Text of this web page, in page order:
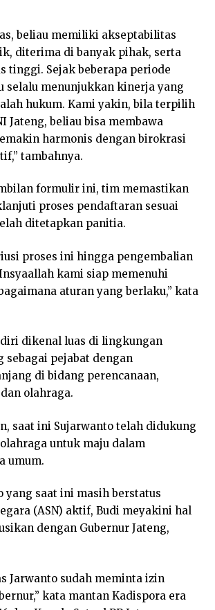
beliau memiliki akseptabilitas
diterima di banyak pihak, serta
tinggi. Sejak beberapa periode
selalu menunjukkan kinerja yang
hukum. Kami yakin, bila terpilih
Jateng, beliau bisa membawa
harmonis dengan birokrasi
tambahnya.
formulir ini, tim memastikan
proses pendaftaran sesuai
ditetapkan panitia.
proses ini hingga pengembalian
kami siap memenuhi
aturan yang berlaku,” kata
dikenal luas di lingkungan
sebagai pejabat dengan
di bidang perencanaan,
olahraga.
saat ini Sujarwanto telah didukung
untuk maju dalam
umum.
yang saat ini masih berstatus
(ASN) aktif, Budi meyakini hal
dengan Gubernur Jateng,
Jarwanto sudah meminta izin
kata mantan Kadispora era